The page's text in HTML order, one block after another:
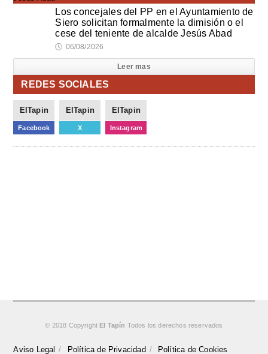
Los concejales del PP en el Ayuntamiento de
Siero solicitan formalmente la dimisión o el
cese del teniente de alcalde Jesús Abad
🕔 06/08/2026
Leer mas
REDES SOCIALES
ElTapin
Facebook
ElTapin
X
ElTapin
Instagram
© 2018 Copyright El Tapín Todos los derechos reservados
Aviso Legal Política de Privacidad Política de Cookies